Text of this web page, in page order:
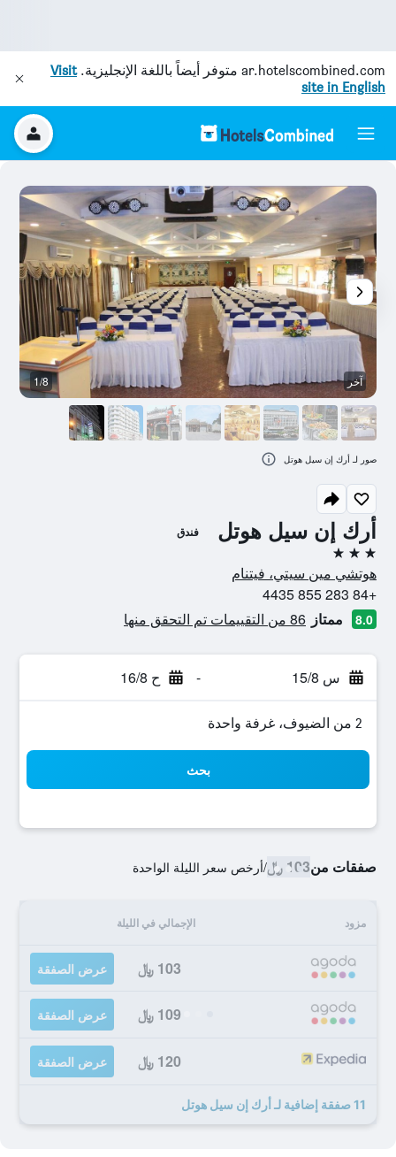
ar.hotelscombined.com متوفر أيضاً باللغة الإنجليزية.Visit
site in English
أرك إن سيل هوتل فندق
3 نجوم
هوتشي مين سيتي، فيتنام
+84 283 855 4435
8.0 ممتاز 86 من التقييمات تم التحقق منها
س 15/8 - ح 16/8
2 من الضيوف، غرفة واحدة
بحث
صفقات من103 ﷼ /أرخص سعر الليلة الواحدة
مزود الإجمالي في الليلة
103 ﷼ عرض الصفقة
109 ﷼ عرض الصفقة
120 ﷼ عرض الصفقة
11 صفقة إضافية لـ أرك إن سيل هوتل
آخر 1/8
صور لـ أرك إن سيل هوتل